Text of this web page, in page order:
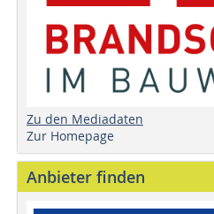
Zu den Mediadaten
Zur Homepage
Anbieter finden